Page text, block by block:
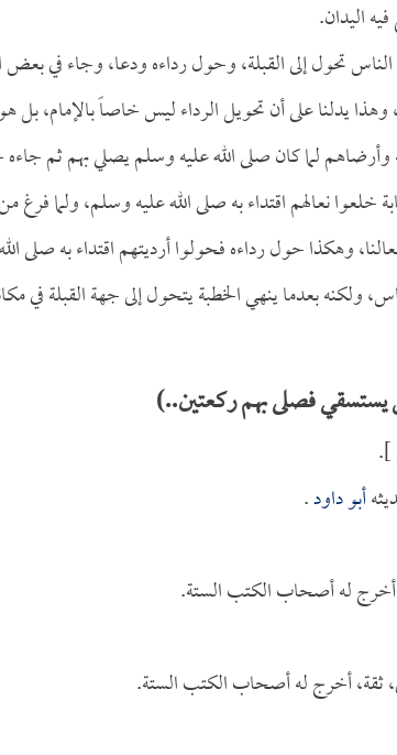
اليدان.
تحول إلى القبلة، وحول رداءه ودعا، وجاء في
يدلنا على أن تحويل الرداء ليس خاصاً بالإمام، بل
لما كان صلى الله عليه وسلم يصلي بهم ثم جاءه
نعالهم اقتداء به صلى الله عليه وسلم، ولما فرغ
وهكذا حول رداءه فحولوا أرديتهم اقتداء به صلى
ولكنه بعدما ينهي الخطبة يتحول إلى جهة القبلة في
فصلى بهم ركعتين..)
].
أبو داود.
أخرج له أصحاب الكتب الستة.
ثقة، أخرج له أصحاب الكتب الستة.